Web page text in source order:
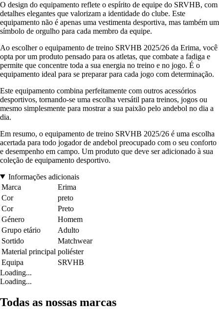
O design do equipamento reflete o espírito de equipe do SRVHB, com
detalhes elegantes que valorizam a identidade do clube. Este
equipamento não é apenas uma vestimenta desportiva, mas também um
símbolo de orgulho para cada membro da equipe.
Ao escolher o equipamento de treino SRVHB 2025/26 da Erima, você
opta por um produto pensado para os atletas, que combate a fadiga e
permite que concentre toda a sua energia no treino e no jogo. É o
equipamento ideal para se preparar para cada jogo com determinação.
Este equipamento combina perfeitamente com outros acessórios
desportivos, tornando-se uma escolha versátil para treinos, jogos ou
mesmo simplesmente para mostrar a sua paixão pelo andebol no dia a
dia.
Em resumo, o equipamento de treino SRVHB 2025/26 é uma escolha
acertada para todo jogador de andebol preocupado com o seu conforto
e desempenho em campo. Um produto que deve ser adicionado à sua
coleção de equipamento desportivo.
Informações adicionais
Marca
Erima
Cor
preto
Cor
Preto
Género
Homem
Grupo etário
Adulto
Sortido
Matchwear
Material principal poliéster
Equipa
SRVHB
Loading...
Loading...
Todas as nossas marcas